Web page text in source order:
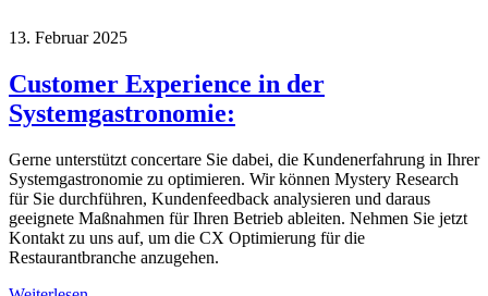
13. Februar 2025
Customer Experience in der
Systemgastronomie:
Gerne unterstützt concertare Sie dabei, die Kundenerfahrung in Ihrer
Systemgastronomie zu optimieren. Wir können Mystery Research
für Sie durchführen, Kundenfeedback analysieren und daraus
geeignete Maßnahmen für Ihren Betrieb ableiten. Nehmen Sie jetzt
Kontakt zu uns auf, um die CX Optimierung für die
Restaurantbranche anzugehen.